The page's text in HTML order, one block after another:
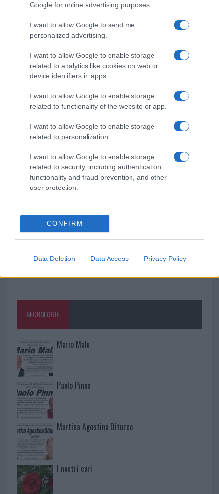
Google for online advertising purposes.
I want to allow Google to send me
personalized advertising.
I want to allow Google to enable storage
related to analytics like cookies on web or
device identifiers in apps.
I want to allow Google to enable storage
related to functionality of the website or app.
I want to allow Google to enable storage
related to personalization.
I want to allow Google to enable storage
related to security, including authentication
functionality and fraud prevention, and other
user protection.
CONFIRM
Data Deletion Data Access Privacy Policy
Incidente sulla provinciale 125, paura tra Olbia e
Arzachena
Incidente sulla strada provinciale ad Arzachena,
un ferito
Sangue, musica e solidarietà con Avis Olbia al
Delta Center
Meteo Olbia 9 agosto, temperature in calo
Salmo finisce in ospedale a Catania, ma il tour
va avanti: “Sicilia, ci sono”
NECROLOGIE
Mario Malu
Paolo Pinna
Martina Agostina Diturco
I nostri cari